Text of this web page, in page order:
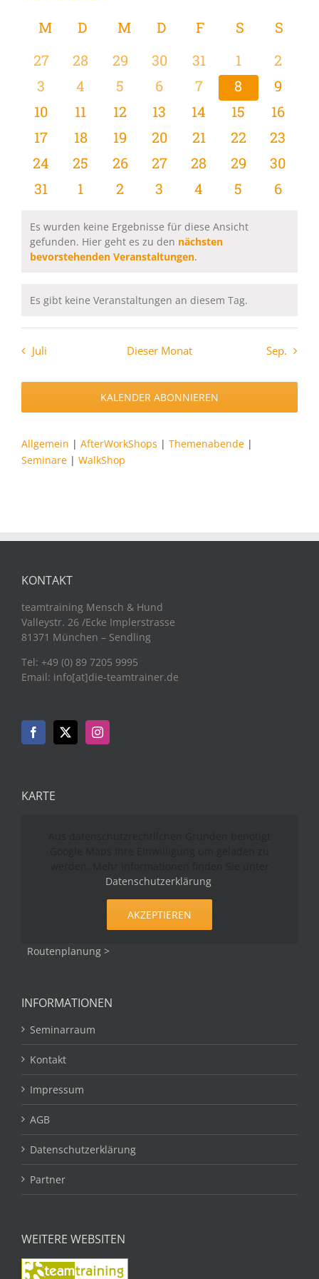
wählen.
Kalender
von
Veranstaltungen
MMONTAG
D DIENSTAG
MMITTWOCH
D DONNERSTAG
F FREITAG
S SAMSTAG
S
0
Veranstaltungen
27
0
Veranstaltungen
28
0
Veranstaltungen
29
0
Veranstaltungen
30
0
Veranstaltungen
31
0
1
0
2
0
Veranstaltungen
3
0
Veranstaltungen
4
0
Veranstaltungen
5
0
Veranstaltungen
6
0
Veranstaltungen
7
0
8
0
9
0
Veranstaltungen
10
0
Veranstaltungen
11
0
Veranstaltungen
12
0
Veranstaltungen
13
0
Veranstaltungen
14
0
15
0
16
0
Veranstaltungen
17
0
Veranstaltungen
18
0
Veranstaltungen
19
0
Veranstaltungen
20
0
Veranstaltungen
21
0
22
0
23
0
Veranstaltungen
24
0
Veranstaltungen
25
0
Veranstaltungen
26
0
Veranstaltungen
27
0
Veranstaltungen
28
0
29
0
30
0
31
0
1
0
2
0
3
0
4
0
5
0
6
Hinweis
Es wurden keine Ergebnisse für diese Ansicht
gefunden. Hier geht es zu den nächsten
bevorstehenden Veranstaltungen.
Hinweis
Es gibt keine Veranstaltungen an diesem Tag.
Juli Dieser Monat Sep.
KALENDER ABONNIEREN
Allgemein | AfterWorkShops | Themenabende |
Seminare | WalkShop
KONTAKT
teamtraining Mensch & Hund
Valleystr. 26 /Ecke Implerstrasse
81371 München – Sendling
Tel: +49 (0) 89 7205 9995
Email: info[at]die-teamtrainer.de
KARTE
Datenschutzerklärung.
AKZEPTIEREN
Routenplanung >
INFORMATIONEN
Seminarraum
Kontakt
Impressum
AGB
Datenschutzerklärung
Partner
WEITERE WEBSITEN